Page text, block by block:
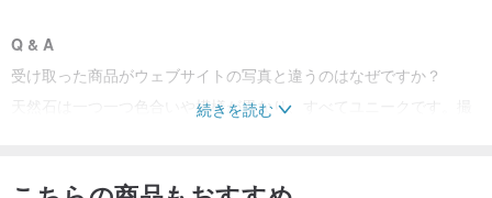
Q & A
受け取った商品がウェブサイトの写真と違うのはなぜですか？
天然石は一つ一つ色合いや模様が異なり、すべてユニークです。撮
続きを読む